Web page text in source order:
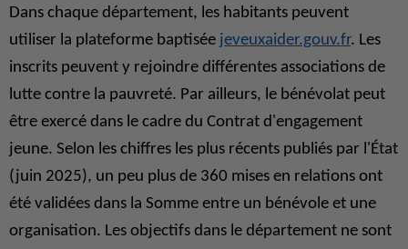
Dans chaque département, les habitants peuvent
utiliser la plateforme baptisée jeveuxaider.gouv.fr. Les
inscrits peuvent y rejoindre différentes associations de
lutte contre la pauvreté. Par ailleurs, le bénévolat peut
être exercé dans le cadre du Contrat d'engagement
jeune. Selon les chiffres les plus récents publiés par l'État
(juin 2025), un peu plus de 360 mises en relations ont
été validées dans la Somme entre un bénévole et une
organisation. Les objectifs dans le département ne sont